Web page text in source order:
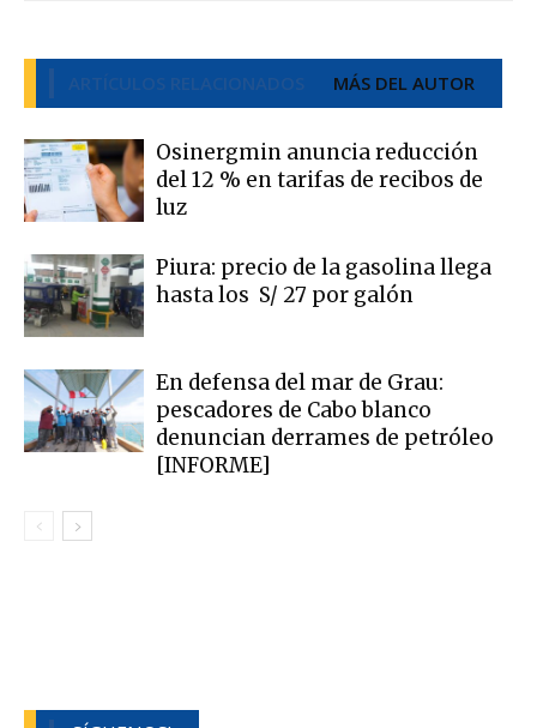
ARTÍCULOS RELACIONADOS MÁS DEL AUTOR
Osinergmin anuncia reducción
del 12 % en tarifas de recibos de
luz
Piura: precio de la gasolina llega
hasta los S/ 27 por galón
En defensa del mar de Grau:
pescadores de Cabo blanco
denuncian derrames de petróleo
[INFORME]